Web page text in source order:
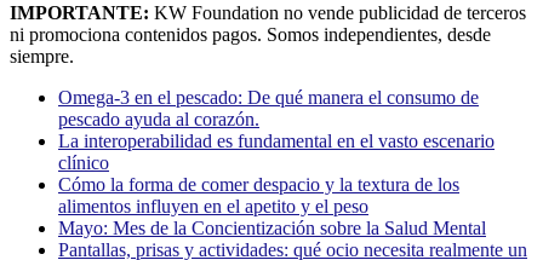
IMPORTANTE: KW Foundation no vende publicidad de terceros
ni promociona contenidos pagos. Somos independientes, desde
siempre.
Omega-3 en el pescado: De qué manera el consumo de
pescado ayuda al corazón.
La interoperabilidad es fundamental en el vasto escenario
clínico
Cómo la forma de comer despacio y la textura de los
alimentos influyen en el apetito y el peso
Mayo: Mes de la Concientización sobre la Salud Mental
Pantallas, prisas y actividades: qué ocio necesita realmente un